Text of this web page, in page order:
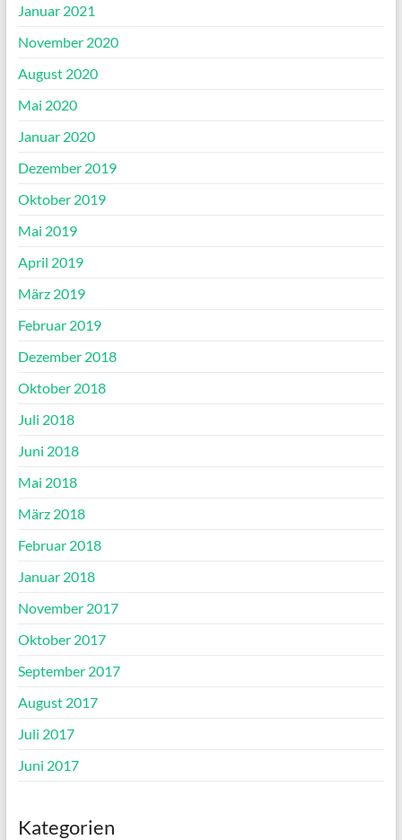
Januar 2021
November 2020
August 2020
Mai 2020
Januar 2020
Dezember 2019
Oktober 2019
Mai 2019
April 2019
März 2019
Februar 2019
Dezember 2018
Oktober 2018
Juli 2018
Juni 2018
Mai 2018
März 2018
Februar 2018
Januar 2018
November 2017
Oktober 2017
September 2017
August 2017
Juli 2017
Juni 2017
Kategorien